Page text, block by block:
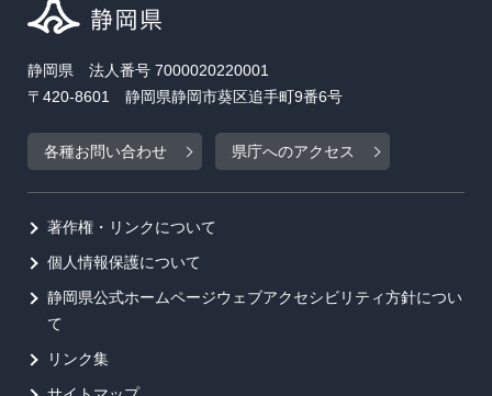
静岡県 法人番号 7000020220001
〒420-8601 静岡県静岡市葵区追手町9番6号
各種お問い合わせ 県庁へのアクセス
著作権・リンクについて
個人情報保護について
静岡県公式ホームページウェブアクセシビリティ方針につい
て
リンク集